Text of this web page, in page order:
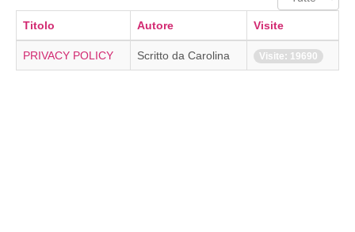
n.
Titolo
Autore Visite
PRIVACY POLICY Scritto da Carolina Visite: 19690